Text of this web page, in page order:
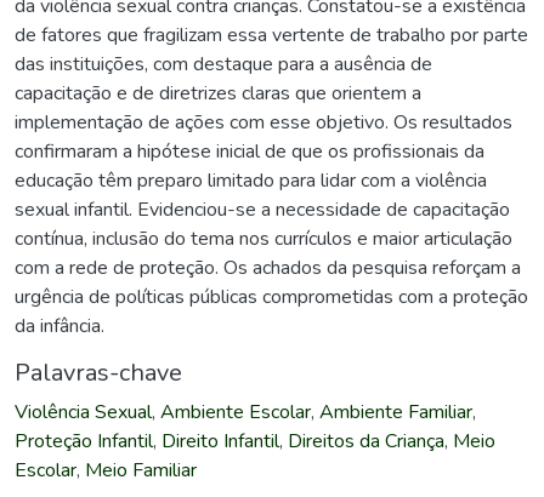
da violência sexual contra crianças. Constatou-se a existência
de fatores que fragilizam essa vertente de trabalho por parte
das instituições, com destaque para a ausência de
capacitação e de diretrizes claras que orientem a
implementação de ações com esse objetivo. Os resultados
confirmaram a hipótese inicial de que os profissionais da
educação têm preparo limitado para lidar com a violência
sexual infantil. Evidenciou-se a necessidade de capacitação
contínua, inclusão do tema nos currículos e maior articulação
com a rede de proteção. Os achados da pesquisa reforçam a
urgência de políticas públicas comprometidas com a proteção
da infância.
Palavras-chave
Violência Sexual, Ambiente Escolar, Ambiente Familiar,
Proteção Infantil, Direito Infantil, Direitos da Criança, Meio
Escolar, Meio Familiar